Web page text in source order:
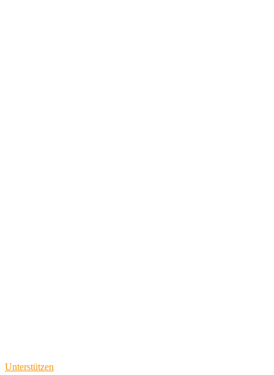
Unterstützen